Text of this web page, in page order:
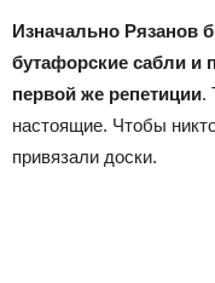
Изначально Рязанов
бутафорские сабли и
первой же репетиции.
настоящие. Чтобы
привязали доски.